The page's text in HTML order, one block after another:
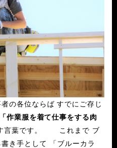
「作業服を着て仕事をする肉
き手として 「ブルーカラ